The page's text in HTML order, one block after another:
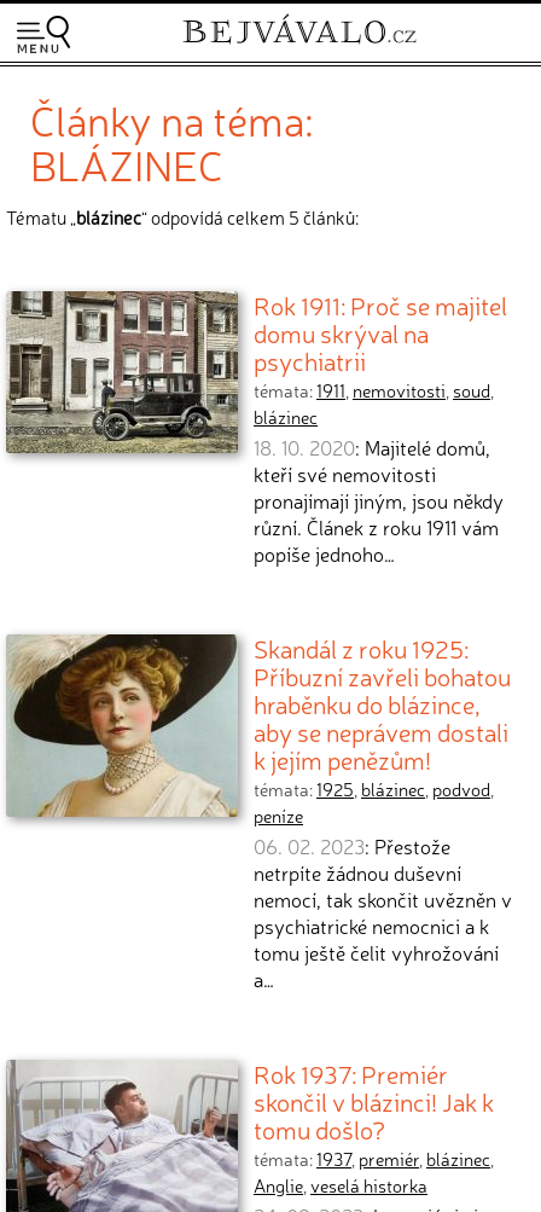
Články na téma:
BLÁZINEC
Tématu „blázinec“ odpovídá celkem 5 článků:
Rok 1911: Proč se majitel
domu skrýval na
psychiatrii
témata:1911, nemovitosti, soud,
blázinec
18. 10. 2020: Majitelé domů,
kteří své nemovitosti
pronajímají jiným, jsou někdy
různí. Článek z roku 1911 vám
popíše jednoho…
Skandál z roku 1925:
Příbuzní zavřeli bohatou
hraběnku do blázince,
aby se neprávem dostali
k jejím penězům!
témata:1925, blázinec, podvod,
peníze
06. 02. 2023: Přestože
netrpíte žádnou duševní
nemocí, tak skončit uvězněn v
psychiatrické nemocnici a k
tomu ještě čelit vyhrožování
a…
Rok 1937: Premiér
skončil v blázinci! Jak k
tomu došlo?
témata:1937, premiér, blázinec,
Anglie,veselá historka